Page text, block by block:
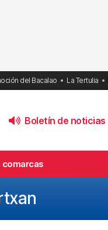
del Bacalao La Tertulia
Boletín de noticias
comarcas